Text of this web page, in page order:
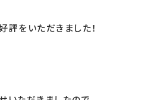
をいただきました！